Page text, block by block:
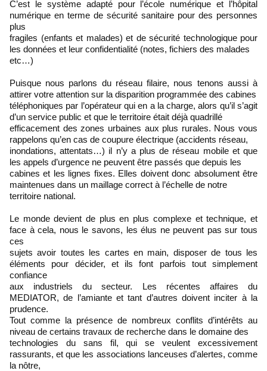
C’est le système adapté pour l’école numérique et l’hôpital
numérique en terme de sécurité sanitaire pour des personnes
plus
fragiles (enfants et malades) et de sécurité technologique pour
les données et leur confidentialité (notes, fichiers des malades
etc…)
Puisque nous parlons du réseau filaire, nous tenons aussi à
attirer votre attention sur la disparition programmée des cabines
téléphoniques par l’opérateur qui en a la charge, alors qu’il s’agit
d’un service public et que le territoire était déjà quadrillé
efficacement des zones urbaines aux plus rurales. Nous vous
rappelons qu’en cas de coupure électrique (accidents réseau,
inondations, attentats…) il n’y a plus de réseau mobile et que
les appels d’urgence ne peuvent être passés que depuis les
cabines et les lignes fixes. Elles doivent donc absolument être
maintenues dans un maillage correct à l’échelle de notre
territoire national.
Le monde devient de plus en plus complexe et technique, et
face à cela, nous le savons, les élus ne peuvent pas sur tous
ces
sujets avoir toutes les cartes en main, disposer de tous les
éléments pour décider, et ils font parfois tout simplement
confiance
aux industriels du secteur. Les récentes affaires du
MEDIATOR, de l’amiante et tant d’autres doivent inciter à la
prudence.
Tout comme la présence de nombreux conflits d’intérêts au
niveau de certains travaux de recherche dans le domaine des
technologies du sans fil, qui se veulent excessivement
rassurants, et que les associations lanceuses d’alertes, comme
la nôtre,